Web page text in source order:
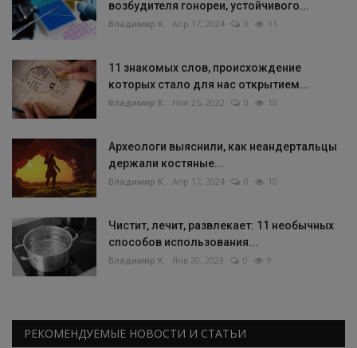
возбудителя гонореи, устойчивого...
Владимир К. Апр 17, 2024 0 11
11 знакомых слов, происхождение
которых стало для нас открытием...
Владимир К. Ноя 25, 2022 0 10
Археологи выяснили, как неандертальцы
держали костяные...
Владимир К. Апр 17, 2024 0 10
Чистит, лечит, развлекает: 11 необычных
способов использования...
Владимир К. Янв 20, 2023 0 9
РЕКОМЕНДУЕМЫЕ НОВОСТИ И СТАТЬИ